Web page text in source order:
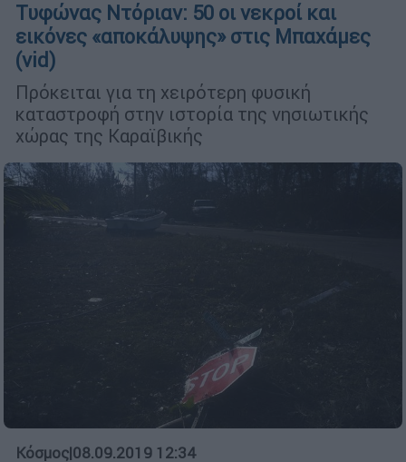
Τυφώνας Ντόριαν: 50 οι νεκροί και
εικόνες «αποκάλυψης» στις Μπαχάμες
(vid)
Πρόκειται για τη χειρότερη φυσική
καταστροφή στην ιστορία της νησιωτικής
χώρας της Καραϊβικής
Κόσμος|08.09.2019 12:34